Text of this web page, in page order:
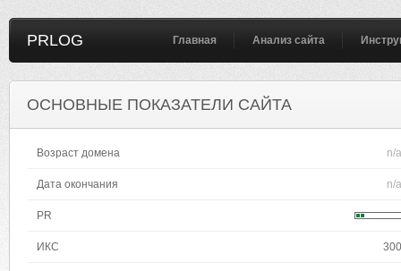
PRLOG Главная Анализ сайта
ОСНОВНЫЕ ПОКАЗАТЕЛИ САЙТА
Возраст домена n/a
Дата окончания n/a
PR
ИКС 300